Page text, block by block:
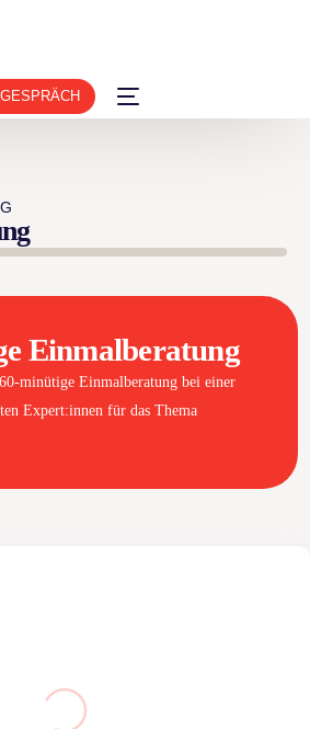
Einmalberatung
minütige Einmalberatung bei einer
Expert:innen für das Thema